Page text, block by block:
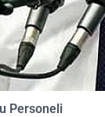
Personeli